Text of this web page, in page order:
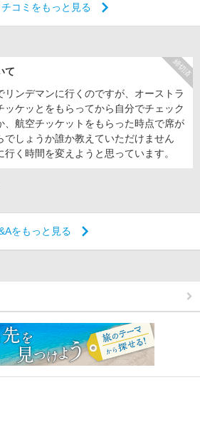
コミをもっと見る
締切済
て
リンデマンに行くのですが、オーストラ
ッケッとをもらってから自分でチェック
、航空チッケットをもらった時点で席が
でしょうか誰か教えていただけません
く時間を変えようと思っています。
をもっと見る